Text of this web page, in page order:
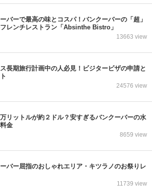
バーで最高の味とコスパ！バンクーバーの「超」
レンチレストラン「Absinthe Bistro」
13663 view
長期旅行計画中の人必見！ビジタービザの申請と
24576 view
リットルが約２ドル？安すぎるバンクーバーの水
金
8659 view
バー屈指のおしゃれエリア・キツラノのお祭りレ
11739 view